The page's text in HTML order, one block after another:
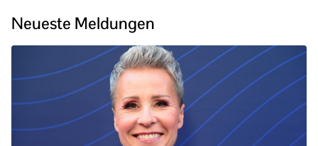
Neueste Meldungen